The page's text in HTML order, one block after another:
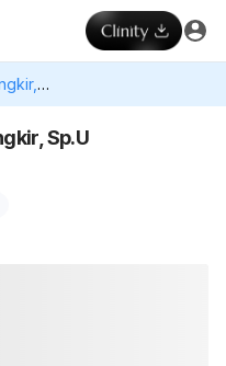
dr. Lambok Simorangkir, Sp.U
Sp.U